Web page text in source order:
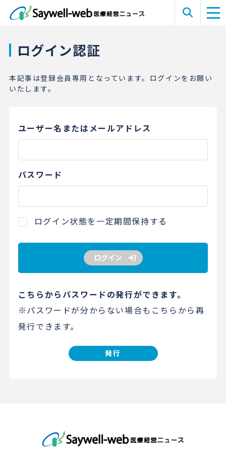
ログイン認証
本記事は登録会員専用となっています。ログインをお願い
いたします。
ユーザー名またはメールアドレス
パスワード
ログイン状態を一定期間保持する
ログイン
こちらからパスワードの発行ができます。
※パスワードが分からない場合もこちらから再
発行できます。
発行